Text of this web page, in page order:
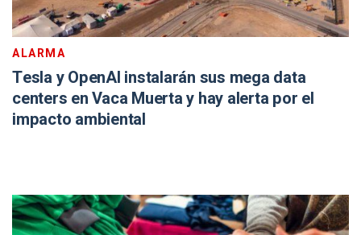
ALARMA
Tesla y OpenAI instalarán sus mega data
centers en Vaca Muerta y hay alerta por el
impacto ambiental